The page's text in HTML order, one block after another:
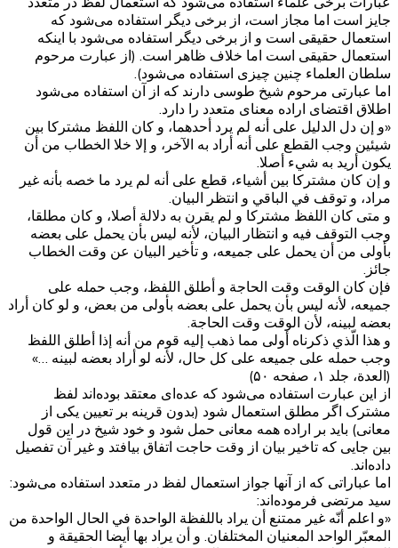
جایز است اما مجاز است، از برخی دیگر استفاده می‌شود که
استعمال حقیقی است و از برخی دیگر استفاده می‌شود با اینکه
استعمال حقیقی است اما خلاف ظاهر است. (از عبارت مرحوم
سلطان العلماء چنین چیزی استفاده می‌شود).
اما عبارتی مرحوم شیخ طوسی دارند که از آن استفاده می‌شود
اطلاق اقتضای اراده معنای متعدد را دارد.
«و إن دل الدليل على أنه لم‏ يرد أحدهما، و كان‏ اللفظ مشتركا بين
شيئين وجب القطع على أنه أراد به الآخر، و إلا خلا الخطاب من أن
يكون أريد به شي‏ء أصلا.
و إن كان مشتركا بين أشياء، قطع على أنه لم يرد ما خصه بأنه غير
مراد، و توقف في الباقي و انتظر البيان.
و متى كان اللفظ مشتركا و لم يقرن به دلالة أصلا، و كان مطلقا،
وجب التوقف فيه و انتظار البيان، لأنه ليس بأن يحمل على بعضه
بأولى من أن يحمل على جميعه، و تأخير البيان عن وقت الخطاب
جائز.
فإن كان الوقت وقت الحاجة و أطلق اللفظ، وجب حمله على
جميعه، لأنه ليس بأن يحمل على بعضه بأولى من بعض، و لو كان أراد
بعضه لبينه، لأن الوقت وقت الحاجة.
و هذا الّذي ذكرناه أولى مما ذهب إليه قوم من أنه إذا أطلق اللفظ
وجب حمله على جميعه على كل حال‏، لأنه لو أراد بعضه لبينه‏ …»
(العدة، جلد ۱، صفحه ۵۰)
از این عبارت استفاده می‌شود که عده‌ای معتقد بوده‌اند لفظ
مشترک اگر مطلق استعمال شود (بدون قرینه بر تعیین یکی از
معانی) باید بر اراده همه معانی‌ حمل شود و خود شیخ در این قول
بین جایی که تاخیر بیان از وقت حاجت اتفاق بیافتد و غیر آن تفصیل
داده‌اند.
اما عباراتی که از آنها جواز استعمال لفظ در متعدد استفاده می‌شود:
سید مرتضی فرموده‌اند:
«و اعلم أنّه غير ممتنع أن يراد باللفظة الواحدة في الحال الواحدة من
المعبّر الواحد المعنيان المختلفان. و أن يراد بها أيضا الحقيقة و